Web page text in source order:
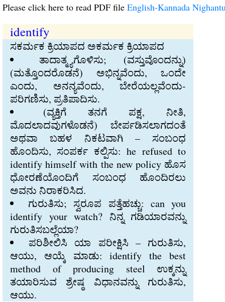
Please click here to read PDF file English-Kannada
identify
ಸಕರ್ಮಕ ಕ್ರಿಯಾಪದ ಅಕರ್ಮಕ ಕ್ರಿಯಾಪದ
ತಾದಾತ್ಮ್ಯಗೊಳಿಸು; (ವಸ್ತುವೊಂದನ್ನು)
(ಮತ್ತೊಂದರೊಡನೆ) ಅಭಿನ್ನವೆಂದು, ಒಂದೇ
ಎಂದು, ಅನನ್ಯವೆಂದು, ಬೇರೆಯಲ್ಲವೆಂದು-
ಪರಿಗಣಿಸು, ಪ್ರತಿಪಾದಿಸು.
(ವ್ಯಕ್ತಿಗೆ ತನಗೆ ಪಕ್ಷ, ನೀತಿ,
ಮೊದಲಾದವುಗಳೊಡನೆ) ಬೇರ್ಪಡಿಸಲಾಗದಂತೆ
ಅಥವಾ ಬಹಳ ನಿಕಟವಾಗಿ – ಸಂಬಂಧ
ಹೊಂದಿಸು, ಸಂಪರ್ಕ ಕಲ್ಪಿಸು: he refused to
identify himself with the new policy ಹೊಸ
ಧೋರಣೆಯೊಂದಿಗೆ ಸಂಬಂಧ ಹೊಂದಿರಲು
ಅವನು ನಿರಾಕರಿಸಿದ.
ಗುರುತಿಸು; ಸ್ವರೂಪ ಪತ್ತೆಹಚ್ಚು: can you
identify your watch? ನಿನ್ನ ಗಡಿಯಾರವನ್ನು
ಗುರುತಿಸಬಲ್ಲೆಯಾ?
ಪರಿಶೀಲಿಸಿ ಯಾ ಪರೀಕ್ಷಿಸಿ – ಗುರುತಿಸು,
ಆಯು, ಆಯ್ಕೆ ಮಾಡು: identify the best
method of producing steel ಉಕ್ಕನ್ನು
ತಯಾರಿಸುವ ಶ್ರೇಷ್ಠ ವಿಧಾನವನ್ನು ಗುರುತಿಸು,
ಆಯು.